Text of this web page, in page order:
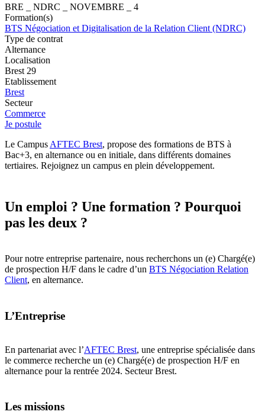
BRE _ NDRC _ NOVEMBRE _ 4
Formation(s)
BTS Négociation et Digitalisation de la Relation Client (NDRC)
Type de contrat
Alternance
Localisation
Brest 29
Etablissement
Brest
Secteur
Commerce
Je postule
Le CampusAFTEC Brest, propose des formations de BTS à
Bac+3, en alternance ou en initiale, dans différents domaines
tertiaires. Rejoignez un campus en plein développement.
Un emploi ? Une formation ? Pourquoi
pas les deux ?
Pour notre entreprise partenaire, nous recherchons un (e) Chargé(e)
de prospection H/F dans le cadre d’un BTS Négociation Relation
Client, en alternance.
L’Entreprise
En partenariat avec l’AFTEC Brest, une entreprise spécialisée dans
le commerce recherche un (e) Chargé(e) de prospection H/F en
alternance pour la rentrée 2024. Secteur Brest.
Les missions